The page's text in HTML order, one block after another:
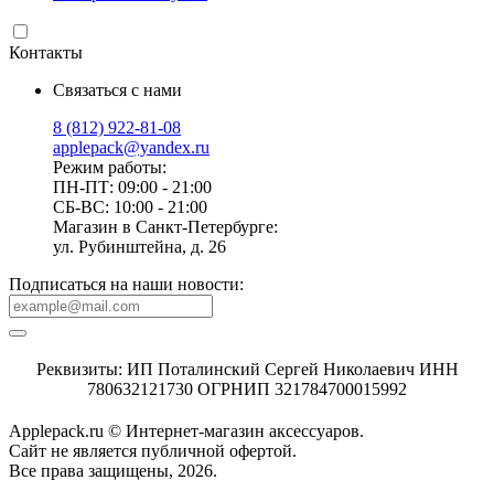
Контакты
Связаться с нами
8 (812) 922-81-08
applepack@yandex.ru
Режим работы:
ПН-ПТ: 09:00 - 21:00
СБ-ВС: 10:00 - 21:00
Магазин в Санкт-Петербурге:
ул. Рубинштейна, д. 26
Подписаться на наши новости:
Реквизиты: ИП Поталинский Сергей Николаевич ИНН
780632121730 ОГРНИП 321784700015992
Applepack.ru © Интернет-магазин аксессуаров.
Cайт не является публичной офертой.
Все права защищены, 2026.